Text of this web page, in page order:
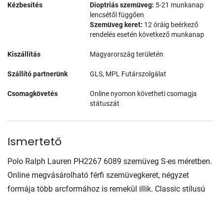
Kézbesítés Dioptriás szemüveg: 5-21 munkanap
lencsétől függően
Szemüveg keret: 12 óráig beérkező
rendelés esetén következő munkanap
Kiszállítás Magyarország területén
Szállító partnerünk GLS, MPL Futárszolgálat
Csomagkövetés
Online nyomon követheti csomagja
státuszát
Ismertető
Polo Ralph Lauren PH2267 6089 szemüveg S-es méretben.
Online megvásárolható férfi szemüvegkeret, négyzet
formája több arcformához is remekül illik. Classic stílusú